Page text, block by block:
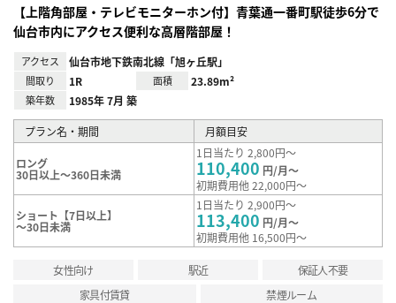
【上階角部屋・テレビモニターホン付】青葉通一番町駅徒歩6分で
仙台市内にアクセス便利な高層階部屋！
アクセス 仙台市地下鉄南北線「旭ヶ丘駅」
間取り 1R 面積 23.89m²
築年数 1985年 7月 築
プラン名・期間 月額目安
ロング
30日以上～360日未満
1日当たり 2,800円～
110,400 円/月～
初期費用他 22,000円～
ショート【7日以上】
～30日未満
1日当たり 2,900円～
113,400 円/月～
初期費用他 16,500円～
女性向け 駅近
保証人不要
家具付賃貸
禁煙ルーム